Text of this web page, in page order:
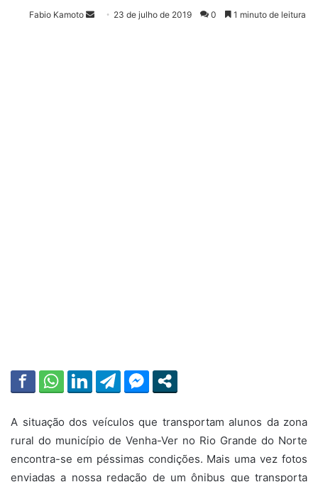
Fabio Kamoto 23 de julho de 2019 0 1 minuto de leitura
A situação dos veículos que transportam alunos da zona
rural do município de Venha-Ver no Rio Grande do Norte
encontra-se em péssimas condições. Mais uma vez fotos
enviadas a nossa redação de um ônibus que transporta